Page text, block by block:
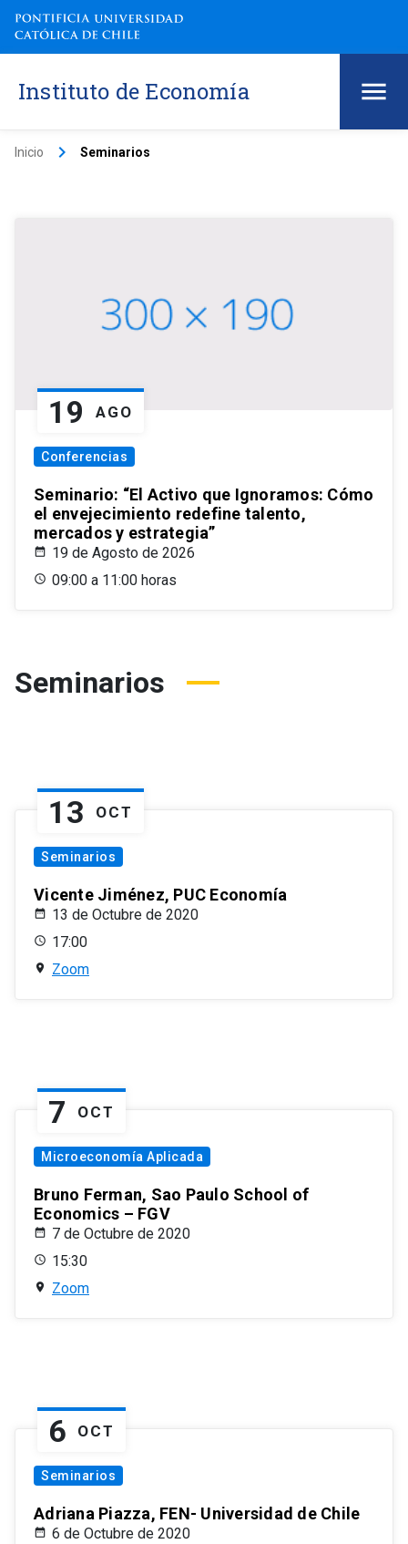
Instituto de Economía
Inicio keyboard_arrow_right Seminarios
19 AGO
Conferencias
Seminario: “El Activo que Ignoramos: Cómo
el envejecimiento redefine talento,
mercados y estrategia”
19 de Agosto de 2026
09:00 a 11:00 horas
Seminarios
13 OCT
Seminarios
Vicente Jiménez, PUC Economía
13 de Octubre de 2020
17:00
Zoom
7 OCT
Microeconomía Aplicada
Bruno Ferman, Sao Paulo School of
Economics – FGV
7 de Octubre de 2020
15:30
Zoom
6 OCT
Seminarios
Adriana Piazza, FEN- Universidad de Chile
6 de Octubre de 2020